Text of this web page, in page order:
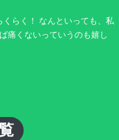
らく！ なんといっても、私
痛くないっていうのも嬉し